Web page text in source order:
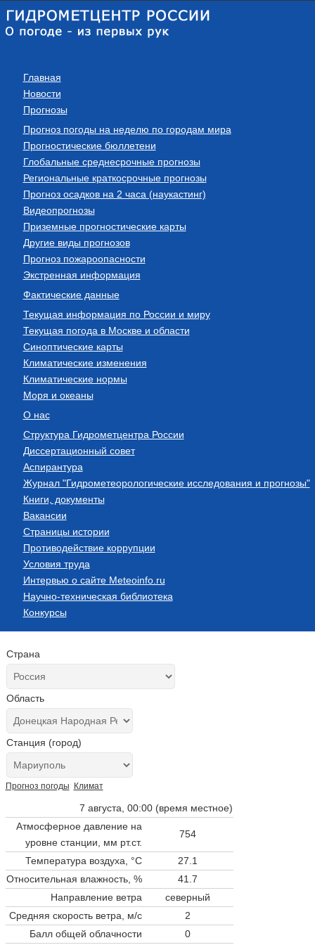
Главная
Новости
Прогнозы
Прогноз погоды на неделю по городам мира
Прогностические бюллетени
Глобальные среднесрочные прогнозы
Региональные краткосрочные прогнозы
Прогноз осадков на 2 часа (наукастинг)
Видеопрогнозы
Приземные прогностические карты
Другие виды прогнозов
Прогноз пожароопасности
Экстренная информация
Фактические данные
Текущая информация по России и миру
Текущая погода в Москве и области
Синоптические карты
Климатические изменения
Климатические нормы
Моря и океаны
О нас
Структура Гидрометцентра России
Диссертационный совет
Аспирантура
Журнал "Гидрометеорологические исследования и прогнозы"
Книги, документы
Вакансии
Страницы истории
Противодействие коррупции
Условия труда
Интервью о сайте Meteoinfo.ru
Научно-техническая библиотека
Конкурсы
Страна
Область
Станция (город)
Прогноз погоды Климат
7 августа, 00:00 (время местное)
Атмосферное давление на
уровне станции, мм рт.ст.
754
Температура воздуха, °C
27.1
Относительная влажность, %
41.7
Направление ветра
северный
Средняя скорость ветра, м/с
2
Балл общей облачности
0